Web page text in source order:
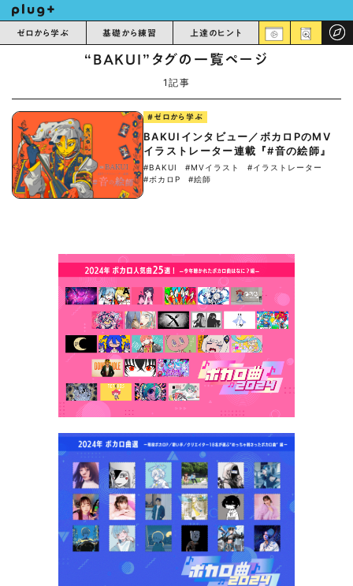
ゼロから学ぶ 基礎から練習 上達のヒント
“BAKUI”タグの一覧ページ
1記事
#ゼロから学ぶ
BAKUIインタビュー／ボカロPのMV
イラストレーター連載『#音の絵師』
#BAKUI #MVイラスト
#イラストレーター
#ボカロP
#絵師